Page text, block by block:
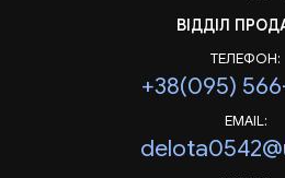
ВІДДІЛ
ТЕЛЕФОН:
+38(095)
EMAIL: